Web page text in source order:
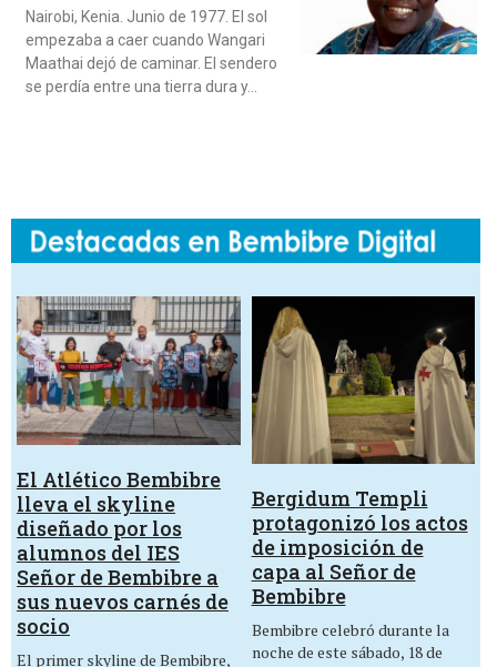
Nairobi, Kenia. Junio de 1977. El sol
empezaba a caer cuando Wangari
Maathai dejó de caminar. El sendero
se perdía entre una tierra dura y…
El Atlético Bembibre
lleva el skyline
diseñado por los
alumnos del IES
Señor de Bembibre a
sus nuevos carnés de
socio
El primer skyline de Bembibre,
Bergidum Templi
protagonizó los actos
de imposición de
capa al Señor de
Bembibre
Bembibre celebró durante la
noche de este sábado, 18 de